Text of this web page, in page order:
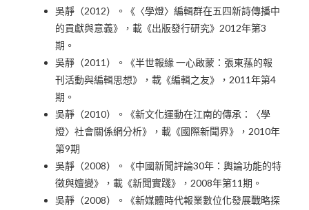
吳靜（2012）。《〈學燈〉編輯群在五四新詩傳播中
的貢獻與意義》，載《出版發行研究》2012年第3
期。
吳靜（2011）。《半世報緣 一心啟蒙：張東蓀的報
刊活動與編輯思想》，載《編輯之友》，2011年第4
期。
吳靜（2010）。《新文化運動在江南的傳承：〈學
燈〉社會關係網分析》，載《國際新聞界》，2010年
第9期
吳靜（2008）。《中國新聞評論30年：輿論功能的特
徵與嬗變》，載《新聞實踐》，2008年第11期。
吳靜（2008）。《新媒體時代報業數位化發展戰略探